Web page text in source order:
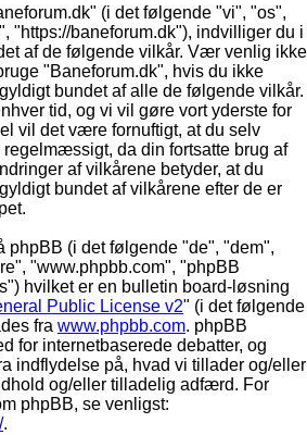
(i det følgende "vi", "os",
"https://baneforum.dk"), indvilliger du i
af de følgende vilkår. Vær venlig ikke
"Baneforum.dk", hvis du ikke
bundet af alle de følgende vilkår.
tid, og vi vil gøre vort yderste for
vil det være fornuftigt, at du selv
da din fortsatte brug af
af vilkårene betyder, at du
bundet af vilkårene efter de er
phpBB (i det følgende "de", "dem",
"www.phpbb.com", "phpBB
hvilket er en bulletin board-løsning
Public License v2" (i det følgende
fra www.phpbb.com. phpBB
for internetbaserede debatter, og
indflydelse på, hvad vi tillader og/eller
og/eller tilladelig adfærd. For
phpBB, se venligst:
.